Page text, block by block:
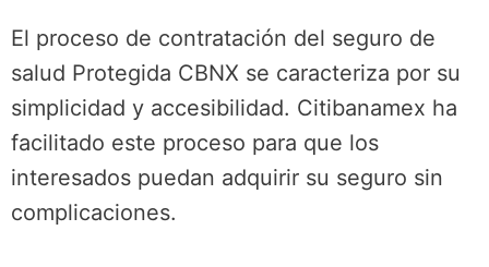
El proceso de contratación del seguro de
salud Protegida CBNX se caracteriza por su
simplicidad y accesibilidad. Citibanamex ha
facilitado este proceso para que los
interesados puedan adquirir su seguro sin
complicaciones.